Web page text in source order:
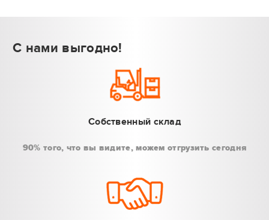
С нами выгодно!
Собственный склад
90% того, что вы видите, можем отгрузить сегодня